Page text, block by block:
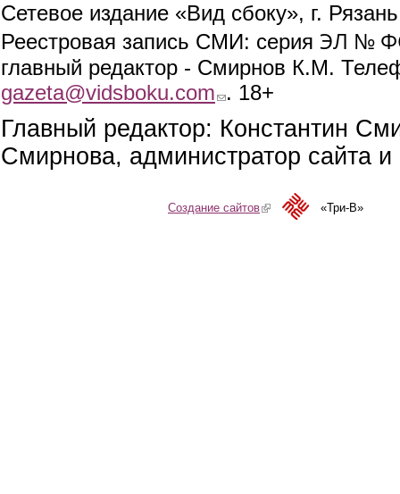
Сетевое издание «Вид сбоку», г.
Реестровая запись СМИ: серия ЭЛ №
главный редактор - Смирнов К.М.
gazeta@vidsboku.com (link sends e-mail)
. 18+
Главный редактор: Константин
Смирнова, администратор сайта
Создание сайтов(link is external)«Три-В»